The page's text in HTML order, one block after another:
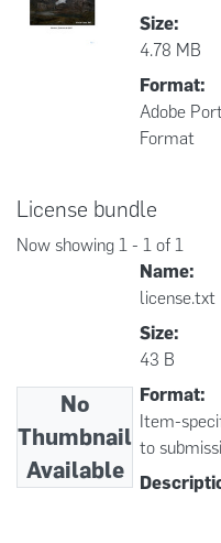
Size:
4.78 MB
Format:
Adobe
Format
License bundle
Now showing 1 - 1 of 1
No
Thumbnail
Available
Name:
license.txt
Size:
43 B
Format:
Item-
to